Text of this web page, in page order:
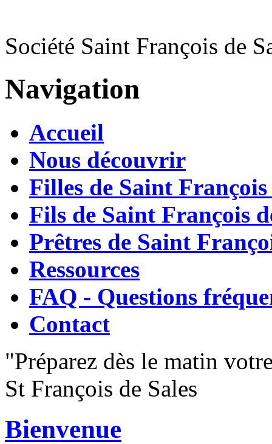
Société Saint François de
Navigation
Accueil
Nous découvrir
Filles de Saint François
Fils de Saint François
Prêtres de Saint
Ressources
FAQ - Questions
Contact
"Préparez dès le matin
St François de Sales
Bienvenue